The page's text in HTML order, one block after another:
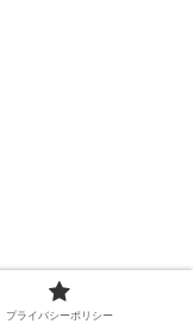
プライバシーポリシー